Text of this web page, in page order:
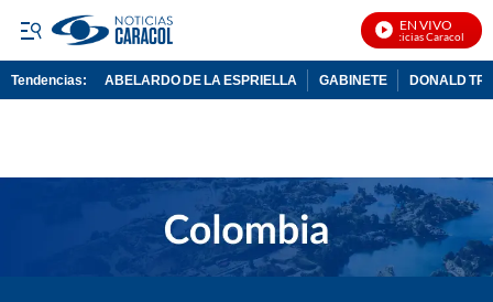
EN VIVO
Noticias Caracol En
Tendencias: ABELARDO DE LA ESPRIELLA GABINETE DONALD